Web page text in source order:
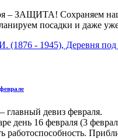
– ЗАЩИТА! Сохраняем наш
посадки и даже
главный девиз февраля.
день 16 февраля (3
работоспособность.